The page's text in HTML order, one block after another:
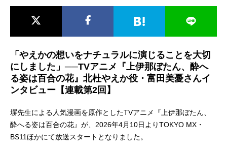
男性声優/女性声優一覧
「やえかの想いをナチュラルに演じることを大切
にしました」──TVアニメ『上伊那ぼたん、酔へ
る姿は百合の花』北杜やえか役・富田美憂さんイ
ンタビュー【連載第2回】
塀先生による人気漫画を原作としたTVアニメ『上伊那ぼたん、
酔へる姿は百合の花』が、2026年4月10日よりTOKYO MX・
BS11ほかにて放送スタートとなりました。